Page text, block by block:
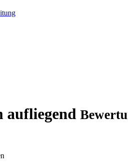
aufliegend